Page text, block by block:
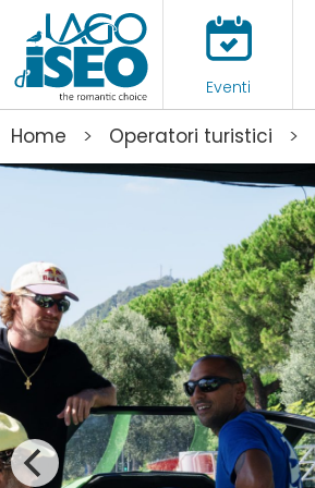
Eventi
Home > Operatori turistici >